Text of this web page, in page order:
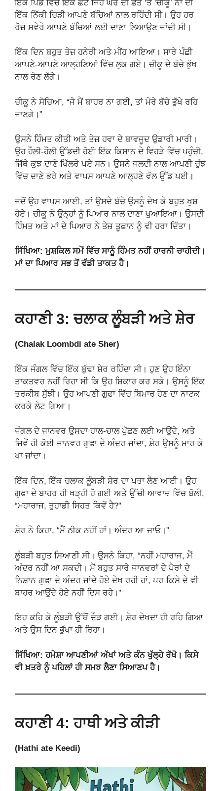
ਇੱਕ ਪਿੰਡ ਵਿੱਚ ਇੱਕ ਛੋਟੇ ਜਿਹੇ ਘਰ ਦੀ ਛੱਤ ‘ਤੇ ‘ਚੀਕੂ’ ਨਾਂ ਦੀ
ਇੱਕ ਨਿੱਕੀ ਚਿੜੀ ਆਪਣੇ ਬੱਚਿਆਂ ਨਾਲ ਰਹਿੰਦੀ ਸੀ। ਉਹ ਹਰ
ਰੋਜ਼ ਸਵੇਰੇ ਆਪਣੇ ਬੱਚਿਆਂ ਲਈ ਦਾਣਾ ਲਿਆਉਣ ਜਾਂਦੀ ਸੀ।
ਇੱਕ ਦਿਨ ਬਹੁਤ ਤੇਜ਼ ਹਨੇਰੀ ਅਤੇ ਮੀਂਹ ਆਇਆ। ਸਾਰੇ ਪੰਛੀ
ਆਪਣੇ-ਆਪਣੇ ਆਲ੍ਹਣਿਆਂ ਵਿੱਚ ਲੁਕ ਗਏ। ਚੀਕੂ ਦੇ ਬੱਚੇ ਭੁੱਖ
ਨਾਲ ਰੋਣ ਲੱਗੇ।
ਚੀਕੂ ਨੇ ਸੋਚਿਆ, “ਜੇ ਮੈਂ ਬਾਹਰ ਨਾ ਗਈ, ਤਾਂ ਮੇਰੇ ਬੱਚੇ ਭੁੱਖੇ ਰਹਿ
ਜਾਣਗੇ।”
ਉਸਨੇ ਹਿੰਮਤ ਕੀਤੀ ਅਤੇ ਤੇਜ਼ ਹਵਾ ਦੇ ਬਾਵਜੂਦ ਉਡਾਰੀ ਮਾਰੀ।
ਉਹ ਹੌਲੀ-ਹੌਲੀ ਉੱਡਦੀ ਹੋਈ ਇੱਕ ਕਿਸਾਨ ਦੇ ਵਿਹੜੇ ਵਿੱਚ ਪਹੁੰਚੀ,
ਜਿੱਥੇ ਕੁਝ ਦਾਣੇ ਖਿੱਲਰੇ ਪਏ ਸਨ। ਉਸਨੇ ਜਲਦੀ ਨਾਲ ਆਪਣੀ ਚੁੰਝ
ਵਿੱਚ ਦਾਣੇ ਭਰੇ ਅਤੇ ਵਾਪਸ ਆਪਣੇ ਆਲ੍ਹਣੇ ਵੱਲ ਉੱਡ ਪਈ।
ਜਦੋਂ ਉਹ ਵਾਪਸ ਆਈ, ਤਾਂ ਉਸਦੇ ਬੱਚੇ ਉਸਨੂੰ ਦੇਖ ਕੇ ਬਹੁਤ ਖੁਸ਼
ਹੋਏ। ਚੀਕੂ ਨੇ ਉਨ੍ਹਾਂ ਨੂੰ ਪਿਆਰ ਨਾਲ ਦਾਣਾ ਖੁਆਇਆ। ਉਸਦੀ
ਹਿੰਮਤ ਅਤੇ ਮਾਂ ਦੇ ਪਿਆਰ ਨੇ ਤੇਜ਼ ਤੂਫ਼ਾਨ ਨੂੰ ਵੀ ਹਰਾ ਦਿੱਤਾ।
ਸਿੱਖਿਆ: ਮੁਸ਼ਕਿਲ ਸਮੇਂ ਵਿੱਚ ਸਾਨੂੰ ਹਿੰਮਤ ਨਹੀਂ ਹਾਰਨੀ ਚਾਹੀਦੀ।
ਮਾਂ ਦਾ ਪਿਆਰ ਸਭ ਤੋਂ ਵੱਡੀ ਤਾਕਤ ਹੈ।
ਕਹਾਣੀ 3: ਚਲਾਕ ਲੂੰਬੜੀ ਅਤੇ ਸ਼ੇਰ
(Chalak Loombdi ate Sher)
ਇੱਕ ਜੰਗਲ ਵਿੱਚ ਇੱਕ ਬੁੱਢਾ ਸ਼ੇਰ ਰਹਿੰਦਾ ਸੀ। ਹੁਣ ਉਹ ਇੰਨਾ
ਤਾਕਤਵਰ ਨਹੀਂ ਰਿਹਾ ਸੀ ਕਿ ਉਹ ਸ਼ਿਕਾਰ ਕਰ ਸਕੇ। ਉਸਨੂੰ ਇੱਕ
ਤਰਕੀਬ ਸੁੱਝੀ। ਉਹ ਆਪਣੀ ਗੁਫਾ ਵਿੱਚ ਬਿਮਾਰ ਹੋਣ ਦਾ ਨਾਟਕ
ਕਰਕੇ ਲੇਟ ਗਿਆ।
ਜੰਗਲ ਦੇ ਜਾਨਵਰ ਉਸਦਾ ਹਾਲ-ਚਾਲ ਪੁੱਛਣ ਲਈ ਆਉਂਦੇ, ਅਤੇ
ਜਿਵੇਂ ਹੀ ਕੋਈ ਜਾਨਵਰ ਗੁਫਾ ਦੇ ਅੰਦਰ ਜਾਂਦਾ, ਸ਼ੇਰ ਉਸਨੂੰ ਮਾਰ ਕੇ
ਖਾ ਜਾਂਦਾ।
ਇੱਕ ਦਿਨ, ਇੱਕ ਚਲਾਕ ਲੂੰਬੜੀ ਸ਼ੇਰ ਦਾ ਪਤਾ ਲੈਣ ਆਈ। ਉਹ
ਗੁਫਾ ਦੇ ਬਾਹਰ ਹੀ ਖੜ੍ਹੀ ਹੋ ਗਈ ਅਤੇ ਉੱਚੀ ਆਵਾਜ਼ ਵਿੱਚ ਬੋਲੀ,
“ਮਹਾਰਾਜ, ਤੁਹਾਡੀ ਸਿਹਤ ਕਿਵੇਂ ਹੈ?”
ਸ਼ੇਰ ਨੇ ਕਿਹਾ, “ਮੈਂ ਠੀਕ ਨਹੀਂ ਹਾਂ। ਅੰਦਰ ਆ ਜਾਓ।”
ਲੂੰਬੜੀ ਬਹੁਤ ਸਿਆਣੀ ਸੀ। ਉਸਨੇ ਕਿਹਾ, “ਨਹੀਂ ਮਹਾਰਾਜ, ਮੈਂ
ਅੰਦਰ ਨਹੀਂ ਆ ਸਕਦੀ। ਮੈਂ ਬਹੁਤ ਸਾਰੇ ਜਾਨਵਰਾਂ ਦੇ ਪੈਰਾਂ ਦੇ
ਨਿਸ਼ਾਨ ਗੁਫਾ ਦੇ ਅੰਦਰ ਜਾਂਦੇ ਹੋਏ ਦੇਖ ਰਹੀ ਹਾਂ, ਪਰ ਕਿਸੇ ਦੇ ਵੀ
ਬਾਹਰ ਆਉਂਦੇ ਹੋਏ ਨਹੀਂ ਦਿਸ ਰਹੇ।”
ਇਹ ਕਹਿ ਕੇ ਲੂੰਬੜੀ ਉੱਥੋਂ ਦੌੜ ਗਈ। ਸ਼ੇਰ ਦੇਖਦਾ ਹੀ ਰਹਿ ਗਿਆ
ਅਤੇ ਉਸ ਦਿਨ ਭੁੱਖਾ ਹੀ ਰਿਹਾ।
ਸਿੱਖਿਆ: ਹਮੇਸ਼ਾ ਆਪਣੀਆਂ ਅੱਖਾਂ ਅਤੇ ਕੰਨ ਖੁੱਲ੍ਹੇ ਰੱਖੋ। ਕਿਸੇ
ਵੀ ਖ਼ਤਰੇ ਨੂੰ ਪਹਿਲਾਂ ਹੀ ਸਮਝ ਲੈਣਾ ਸਿਆਣਪ ਹੈ।
ਕਹਾਣੀ 4: ਹਾਥੀ ਅਤੇ ਕੀੜੀ
(Hathi ate Keedi)